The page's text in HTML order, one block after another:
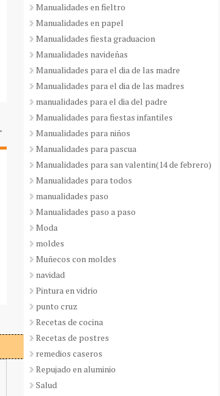
Manualidades en fieltro
Manualidades en papel
Manualidades fiesta graduacion
Manualidades navideñas
Manualidades para el dia de las madre
Manualidades para el dia de las madres
manualidades para el dia del padre
Manualidades para fiestas infantiles
Manualidades para niños
Manualidades para pascua
Manualidades para san valentin(14 de febrero)
Manualidades para todos
manualidades paso
Manualidades paso a paso
Moda
moldes
Muñecos con moldes
navidad
Pintura en vidrio
punto cruz
Recetas de cocina
Recetas de postres
remedios caseros
Repujado en aluminio
Salud